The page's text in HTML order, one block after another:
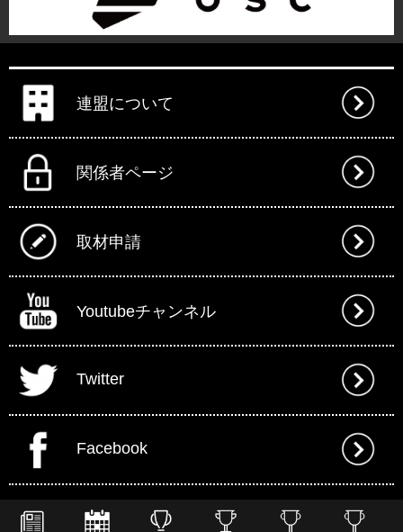
連盟について
関係者ページ
取材申請
Youtubeチャンネル
Twitter
Facebook